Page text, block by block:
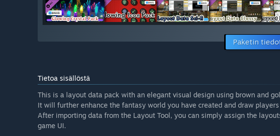
Paketin
Tietoa sisällöstä
This is a layout data pack with an elegant visual design using brown and
It will further enhance the fantasy world you have created and draw
After importing data from the Layout Tool, you can simply assign the
game UI.